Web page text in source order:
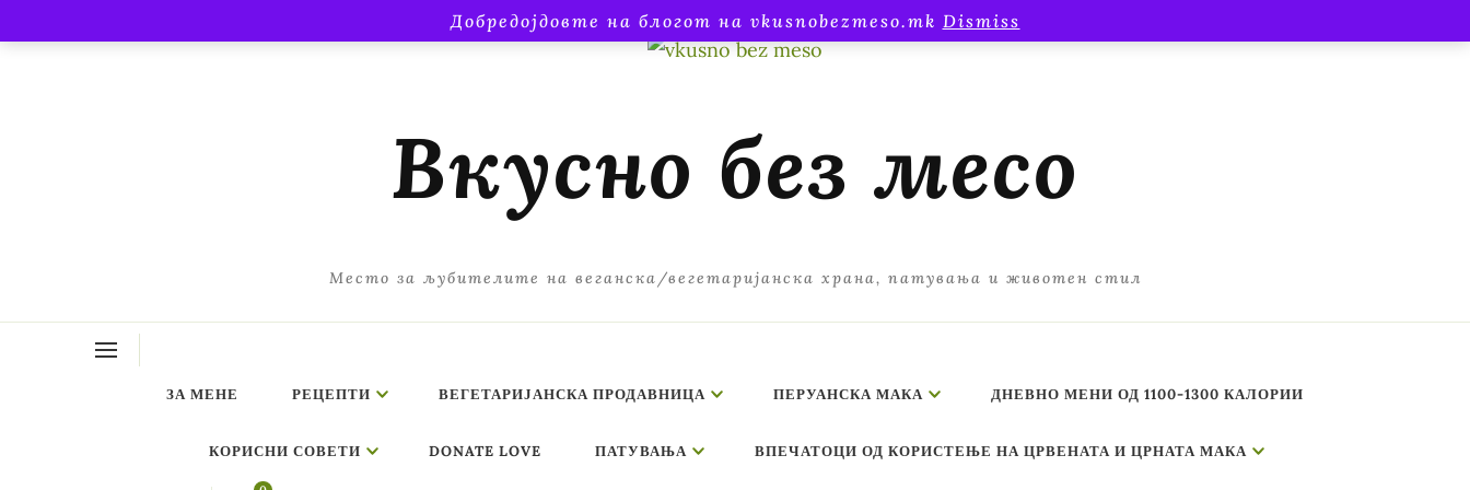
Добредојдовте на блогот на vkusnobezmeso.mk Dismiss
Вкусно без месо
Место за љубителите на веганска/вегетаријанска храна, патувања и животен стил
ЗА МЕНЕ РЕЦЕПТИ ВЕГЕТАРИЈАНСКА ПРОДАВНИЦА ПЕРУАНСКА МАКА ДНЕВНО МЕНИ ОД 1100-1300 КАЛОРИИ
КОРИСНИ СОВЕТИ DONATE LOVE ПАТУВАЊА ВПЕЧАТОЦИ ОД КОРИСТЕЊЕ НА ЦРВЕНАТА И ЦРНАТА МАКА